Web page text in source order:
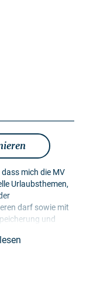
mich die MV
darf sowie mit
und
Klickraten in
der Gestaltung